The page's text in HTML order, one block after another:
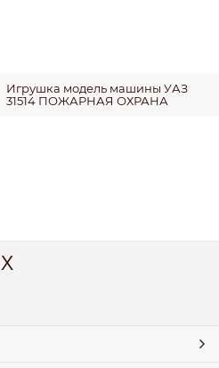
Игрушка модель машины УАЗ
31514 ПОЖАРНАЯ ОХРАНА